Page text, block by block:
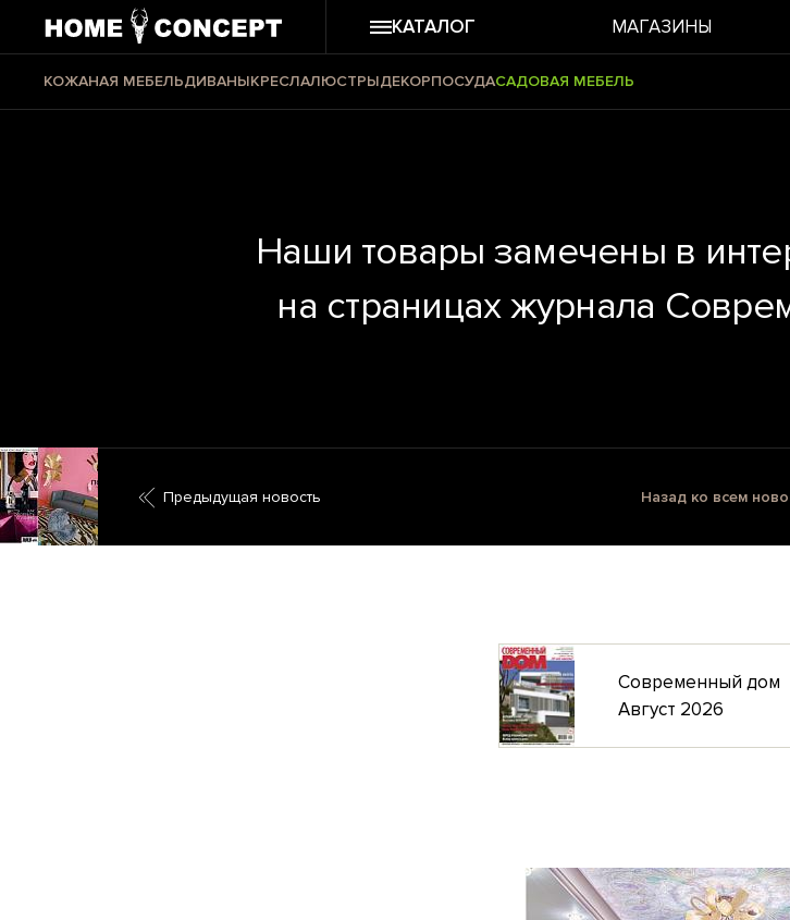
КАТАЛОГ МАГАЗИНЫ
КОЖАНАЯ МЕБЕЛЬДИВАНЫКРЕСЛАЛЮСТРЫДЕКОРПОСУДАСАДОВАЯ МЕБЕЛЬ
Наши товары замечены в
на страницах журнала
Предыдущая новость Назад ко всем
Современный дом
Август 2026